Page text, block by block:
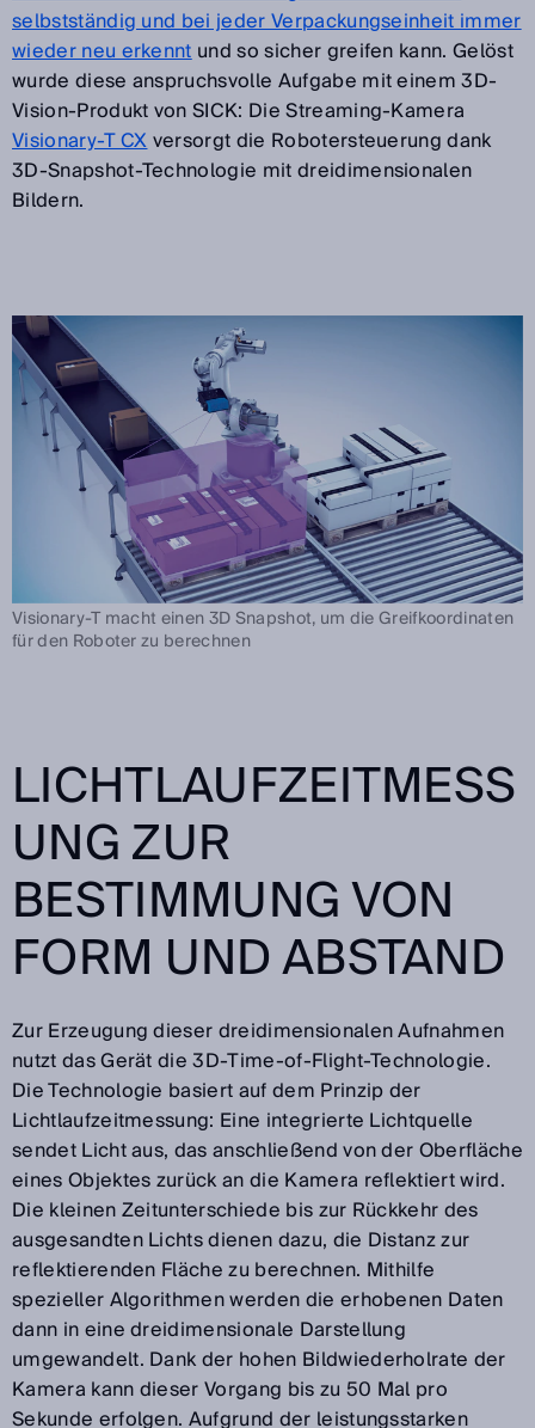
selbstständig und bei jeder Verpackungseinheit immer
wieder neu erkenntund so sicher greifen kann. Gelöst
wurde diese anspruchsvolle Aufgabe mit einem 3D-
Vision-Produkt von SICK: Die Streaming-Kamera
Visionary-T CXversorgt die Robotersteuerung dank
3D-Snapshot-Technologie mit dreidimensionalen
Bildern.
Visionary-T macht einen 3D Snapshot, um die Greifkoordinaten
für den Roboter zu berechnen
LICHTLAUFZEITMESS
UNG ZUR
BESTIMMUNG VON
FORM UND ABSTAND
Zur Erzeugung dieser dreidimensionalen Aufnahmen
nutzt das Gerät die 3D-Time-of-Flight-Technologie.
Die Technologie basiert auf dem Prinzip der
Lichtlaufzeitmessung: Eine integrierte Lichtquelle
sendet Licht aus, das anschließend von der Oberfläche
eines Objektes zurück an die Kamera reflektiert wird.
Die kleinen Zeitunterschiede bis zur Rückkehr des
ausgesandten Lichts dienen dazu, die Distanz zur
reflektierenden Fläche zu berechnen. Mithilfe
spezieller Algorithmen werden die erhobenen Daten
dann in eine dreidimensionale Darstellung
umgewandelt. Dank der hohen Bildwiederholrate der
Kamera kann dieser Vorgang bis zu 50 Mal pro
Sekunde erfolgen. Aufgrund der leistungsstarken